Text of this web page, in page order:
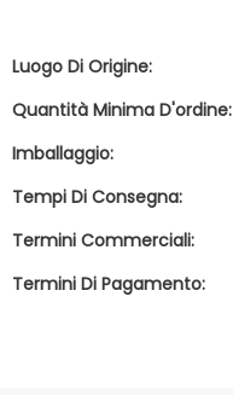
Luogo Di Origine:
Quantità Minima D'ordine:
Imballaggio:
Tempi Di Consegna:
Termini Commerciali:
Termini Di Pagamento: